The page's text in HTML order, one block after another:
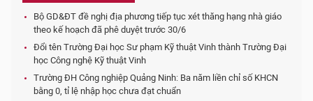
Bộ GD&ĐT đề nghị địa phương tiếp tục xét thăng hạng nhà giáo
theo kế hoạch đã phê duyệt trước 30/6
Đổi tên Trường Đại học Sư phạm Kỹ thuật Vinh thành Trường Đại
học Công nghệ Kỹ thuật Vinh
Trường ĐH Công nghiệp Quảng Ninh: Ba năm liền chỉ số KHCN
bằng 0, tỉ lệ nhập học chưa đạt chuẩn